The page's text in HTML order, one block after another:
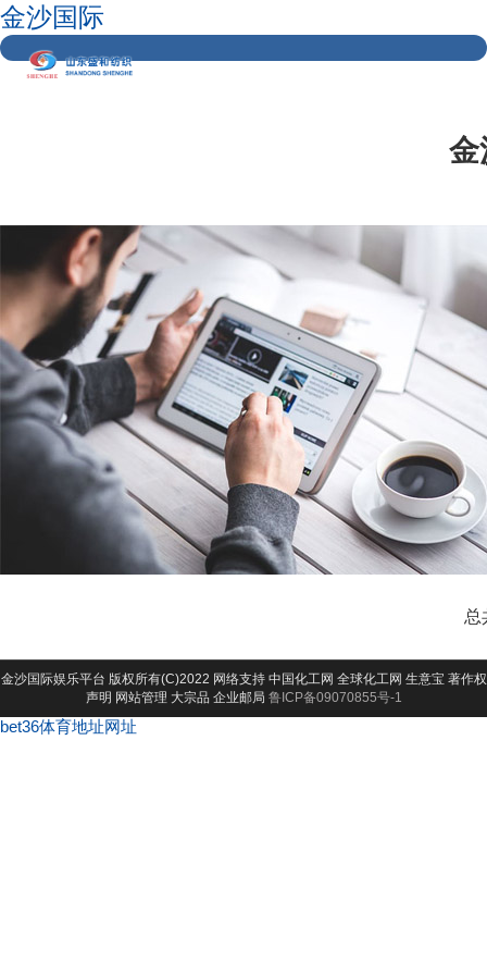
金沙国际
金
总
金沙国际娱乐平台 版权所有(C)2022 网络支持 中国化工网 全球化工网 生意宝 著作权
声明 网站管理 大宗品 企业邮局 鲁ICP备09070855号-1
bet36体育地址网址